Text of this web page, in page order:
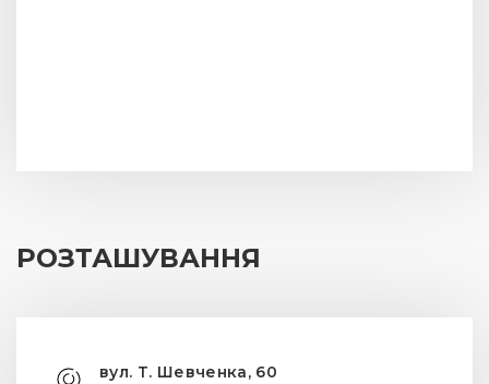
РОЗТАШУВАННЯ
вул. Т. Шевченка, 60